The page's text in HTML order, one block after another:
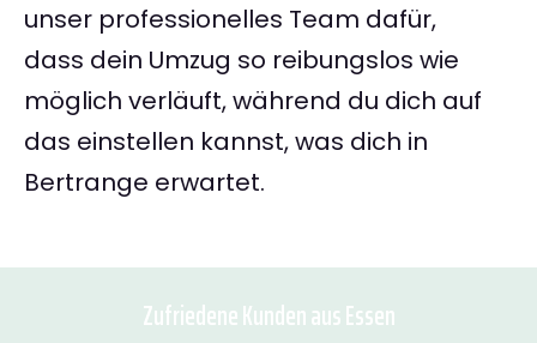
unser professionelles Team dafür,
dass dein Umzug so reibungslos wie
möglich verläuft, während du dich auf
das einstellen kannst, was dich in
Bertrange erwartet.
Zufriedene Kunden aus Essen